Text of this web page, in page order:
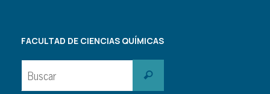
FACULTAD DE CIENCIAS QUÍMICAS
Buscar